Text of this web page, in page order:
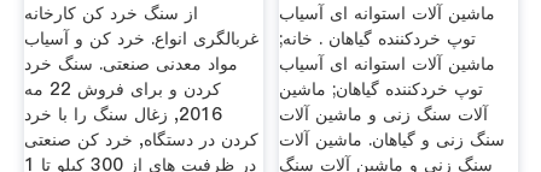
از سنگ خرد کن کارخانه
غربالگری انواع. خرد کن و آسیاب
مواد معدنی صنعتی. سنگ خرد
کردن و برای فروش 22 مه
2016, زغال سنگ را با خرد
کردن در دستگاه, خرد کن صنعتی
در ظرفیت های از 300 کیلو تا 1
ماشین آلات استوانه ای آسیاب
توپ خردکننده گیاهان . خانه;
ماشین آلات استوانه ای آسیاب
توپ خردکننده گیاهان; ماشین
آلات سنگ زنی و ماشین آلات
سنگ زنی و گیاهان. ماشین آلات
سنگ زنی و ماشین آلات سنگ